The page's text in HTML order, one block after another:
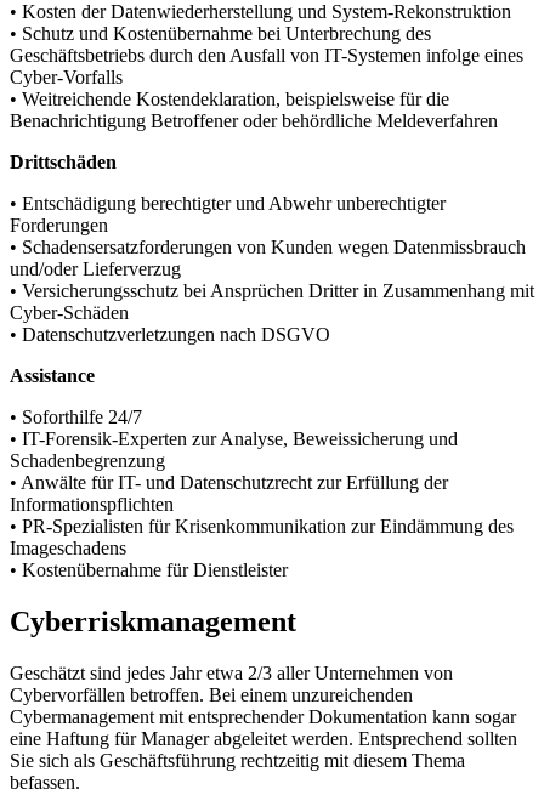
• Kosten der Datenwiederherstellung und System-Rekonstruktion
• Schutz und Kostenübernahme bei Unterbrechung des
Geschäftsbetriebs durch den Ausfall von IT-Systemen infolge eines
Cyber-Vorfalls
• Weitreichende Kostendeklaration, beispielsweise für die
Benachrichtigung Betroffener oder behördliche Meldeverfahren
Drittschäden
• Entschädigung berechtigter und Abwehr unberechtigter
Forderungen
• Schadensersatzforderungen von Kunden wegen Datenmissbrauch
und/oder Lieferverzug
• Versicherungsschutz bei Ansprüchen Dritter in Zusammenhang mit
Cyber-Schäden
• Datenschutzverletzungen nach DSGVO
Assistance
• Soforthilfe 24/7
• IT-Forensik-Experten zur Analyse, Beweissicherung und
Schadenbegrenzung
• Anwälte für IT- und Datenschutzrecht zur Erfüllung der
Informationspflichten
• PR-Spezialisten für Krisenkommunikation zur Eindämmung des
Imageschadens
• Kostenübernahme für Dienstleister
Cyberriskmanagement
Geschätzt sind jedes Jahr etwa 2/3 aller Unternehmen von
Cybervorfällen betroffen. Bei einem unzureichenden
Cybermanagement mit entsprechender Dokumentation kann sogar
eine Haftung für Manager abgeleitet werden. Entsprechend sollten
Sie sich als Geschäftsführung rechtzeitig mit diesem Thema
befassen.